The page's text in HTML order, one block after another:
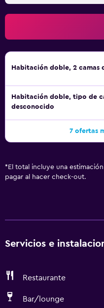
Habitación doble, 2 camas
Habitación doble, tipo de
desconocido
7 ofertas
* El total incluye una
pagar al hacer check-out.
Servicios e
Restaurante
Bar/lounge